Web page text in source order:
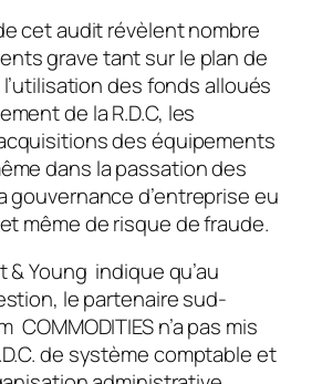
cet audit révèlent nombre
grave tant sur le plan de
des fonds alloués
de la R.D.C, les
des équipements
dans la passation des
gouvernance d’entreprise eu
même de risque de fraude.
& Young indique qu’au
le partenaire sud-
n’a pas mis
de système comptable et